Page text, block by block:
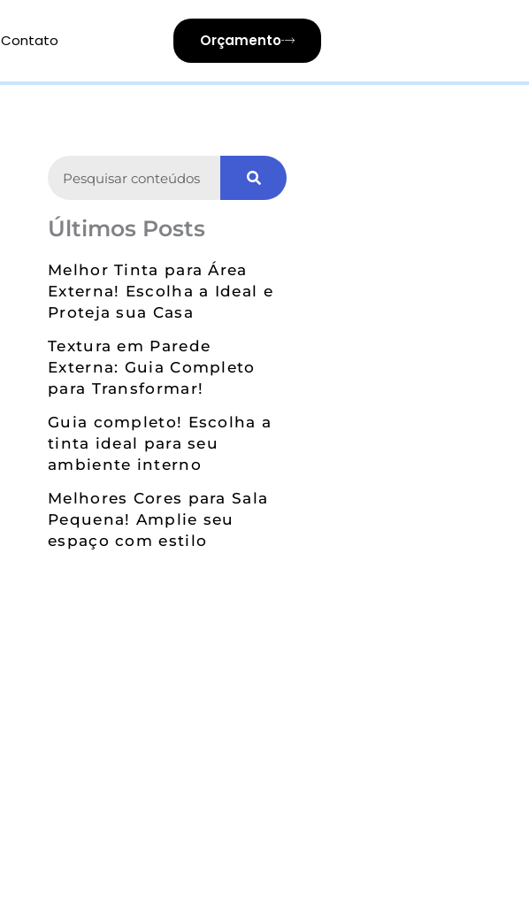
Contato Orçamento
Últimos Posts
Melhor Tinta para Área
Externa! Escolha a Ideal e
Proteja sua Casa
Textura em Parede
Externa: Guia Completo
para Transformar!
Guia completo! Escolha a
tinta ideal para seu
ambiente interno
Melhores Cores para Sala
Pequena! Amplie seu
espaço com estilo